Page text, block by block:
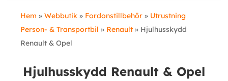
Hem » Webbutik » Fordonstillbehör » Utrustning
Person- & Transportbil » Renault » Hjulhusskydd
Renault & Opel
Hjulhusskydd Renault & Opel